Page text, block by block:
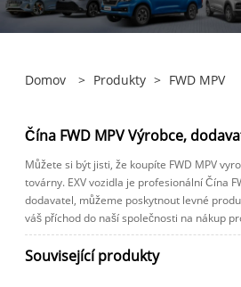
Domov > Produkty > FWD MPV
Čína FWD MPV Výrobce,
Můžete si být jisti, že koupíte FWD MPV
továrny. EXV vozidla je profesionální Čína
dodavatel, můžeme poskytnout levné
váš příchod do naší společnosti na nákup
Související produkty